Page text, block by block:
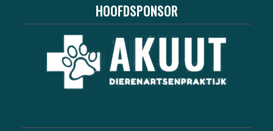
HOOFDSPONSOR